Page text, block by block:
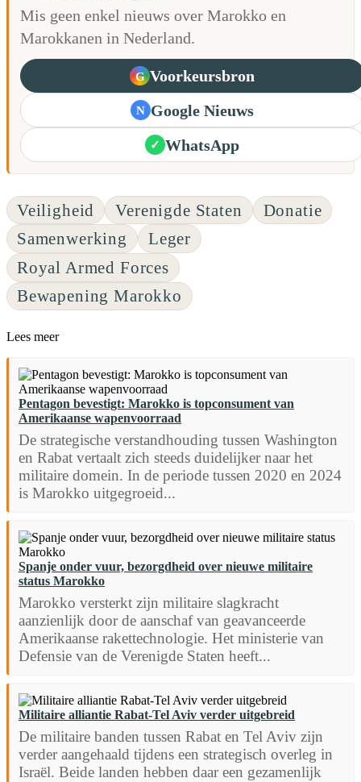
Mis geen enkel nieuws over Marokko en
Marokkanen in Nederland.
G Voorkeursbron
N Google Nieuws
✓ WhatsApp
Veiligheid Verenigde Staten
Donatie
Samenwerking
Leger
Royal Armed Forces
Bewapening Marokko
Lees meer
Pentagon bevestigt: Marokko is topconsument van
Amerikaanse wapenvoorraad
De strategische verstandhouding tussen Washington
en Rabat vertaalt zich steeds duidelijker naar het
militaire domein. In de periode tussen 2020 en 2024
is Marokko uitgegroeid...
Spanje onder vuur, bezorgdheid over nieuwe militaire
status Marokko
Marokko versterkt zijn militaire slagkracht
aanzienlijk door de aanschaf van geavanceerde
Amerikaanse rakettechnologie. Het ministerie van
Defensie van de Verenigde Staten heeft...
Militaire alliantie Rabat-Tel Aviv verder uitgebreid
De militaire banden tussen Rabat en Tel Aviv zijn
verder aangehaald tijdens een strategisch overleg in
Israël. Beide landen hebben daar een gezamenlijk